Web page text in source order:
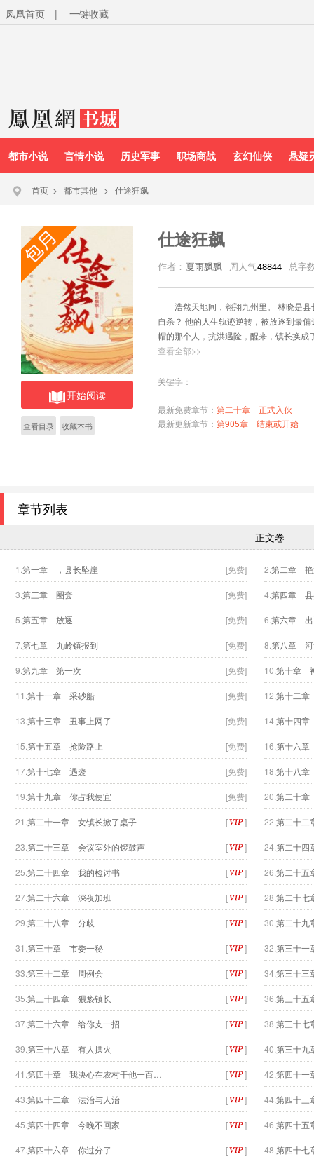
凤凰首页 | 一键收藏
都市小说 言情小说 历史军事 职场商战 玄幻仙侠 悬疑
首页 > 都市其他 > 仕途狂飙
开始阅读
查看目录 收藏本书
仕途狂飙
作者： 夏雨飘飘 周人气48844 总字
浩然天地间，翱翔九州里。 林晓是
自杀？ 他的人生轨迹逆转，被放逐到最
帽的那个人，抗洪遇险，醒来，镇长换
自此，他不再畏畏缩缩，仕途一路狂飙，
查看全部>>
关键字：
最新免费章节： 第二十章 正式入伙
最新更新章节： 第905章 结束或开始
章节列表
正文卷
1. 第一章 ，县长坠崖 [免费] 2. 第二章
3. 第三章 圈套 [免费] 4. 第四章 县
5. 第五章 放逐 [免费] 6. 第六章
7.第七章 九岭镇报到 [免费] 8. 第八章 河
9. 第九章 第一次 [免费] 10. 第十章
11. 第十一章 采砂船 [免费] 12. 第十二
13. 第十三章 丑事上网了 [免费] 14. 第十四
15. 第十五章 抢险路上 [免费] 16. 第十六
17.第十七章 遇袭 [免费] 18. 第十八
19. 第十九章 你占我便宜 [免费] 20. 第二十
21. 第二十一章 女镇长掀了桌子 [ ] 22. 第二十
23. 第二十三章 会议室外的锣鼓声 [ ] 24. 第二十
25. 第二十四章 我的检讨书 [ ] 26. 第二十
27.第二十六章 深夜加班 [ ] 28. 第二十
29. 第二十八章 分歧 [ ] 30. 第二十
31. 第三十章 市委一秘 [ ] 32. 第三十
33. 第三十二章 周例会 [ ] 34. 第三十
35. 第三十四章 猥亵镇长 [ ] 36. 第三十
37.第三十六章 给你支一招 [ ] 38. 第三十
39. 第三十八章 有人拱火 [ ] 40. 第三十
41. 第四十章 我决心在农村干他一百… [ ] 42. 第四十
43. 第四十二章 法治与人治 [ ] 44. 第四十
45. 第四十四章 今晚不回家 [ ] 46. 第四十
47.第四十六章 你过分了 [ ] 48. 第四十